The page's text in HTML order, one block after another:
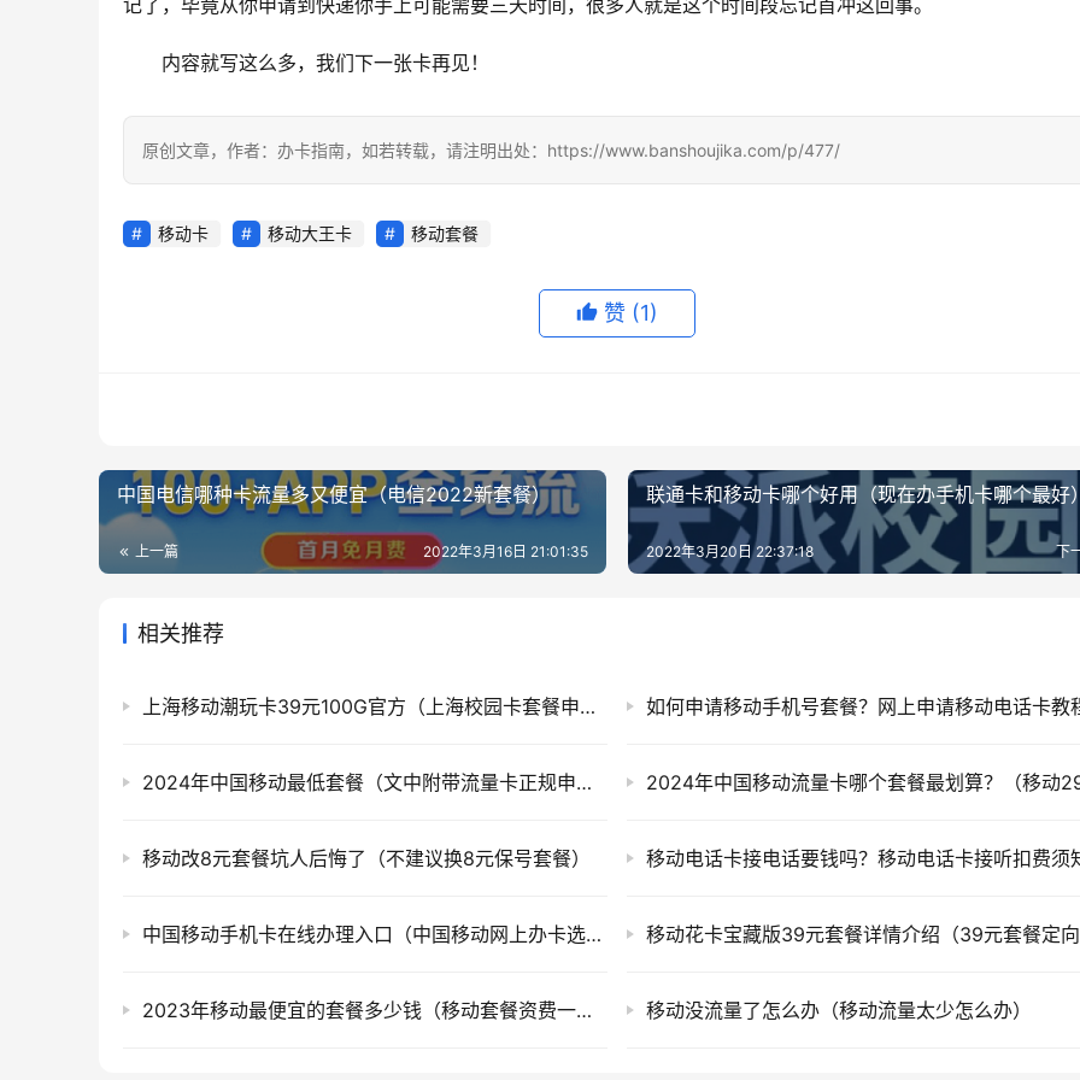
内容就写这么多，我们下一张卡再见！
原创文章，作者：办卡指南，如若转载，请注明出处：https://www.banshoujika.com/p/477/
移动卡 移动大王卡 移动套餐
赞 (1)
中国电信哪种卡流量多又便宜（电信2022新套餐）
上一篇 2022年3月16日 21:01:35
联通卡和移动卡哪个好用（现在办手机卡哪个最好
下
2022年3月20日 22:37:18
相关推荐
上海移动潮玩卡39元100G官方（上海校园卡套餐申请办理入口） 如何申请移动手机号套餐？网上申请移动电话卡教
2024年中国移动最低套餐（文中附带流量卡正规申请入口）
移动改8元套餐坑人后悔了（不建议换8元保号套餐） 移动电话卡接电话要钱吗？移动电话卡接听扣费须
中国移动手机卡在线办理入口（中国移动网上办卡选号免费）
2023年移动最便宜的套餐多少钱（移动套餐资费一览表2023年） 移动没流量了怎么办（移动流量太少怎么办）